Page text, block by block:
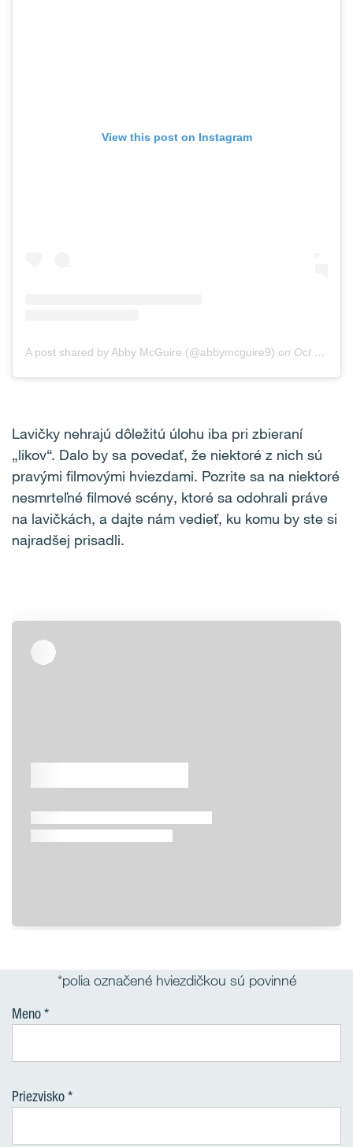
View this post on Instagram
A post shared by Abby McGuire (@abbymcguire9) on Oct 22, 2018 at 1:23pm PDT
Lavičky nehrajú dôležitú úlohu iba pri zbieraní
„likov“. Dalo by sa povedať, že niektoré z nich sú
pravými filmovými hviezdami. Pozrite sa na niektoré
nesmrteľné filmové scény, ktoré sa odohrali práve
na lavičkách, a dajte nám vedieť, ku komu by ste si
najradšej prisadli.
*polia označené hviezdičkou sú povinné
Meno
Priezvisko